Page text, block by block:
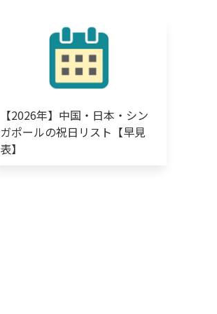
【2026年】中国・日本・シン
ガポールの祝日リスト【早見
表】